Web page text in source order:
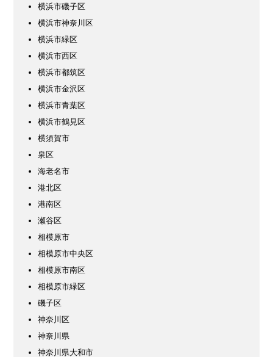
横浜市磯子区
横浜市神奈川区
横浜市緑区
横浜市西区
横浜市都筑区
横浜市金沢区
横浜市青葉区
横浜市鶴見区
横須賀市
泉区
海老名市
港北区
港南区
瀬谷区
相模原市
相模原市中央区
相模原市南区
相模原市緑区
磯子区
神奈川区
神奈川県
神奈川県大和市